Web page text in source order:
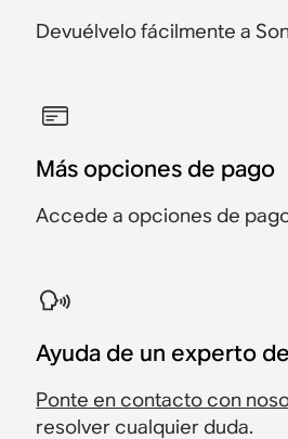
Devuélvelo fácilmente a
Más opciones de pago
Accede a opciones de
Ayuda de un experto
Ponte en contacto con
resolver cualquier duda.